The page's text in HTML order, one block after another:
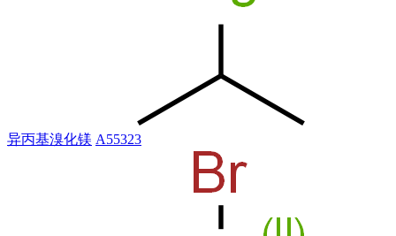
异丙基溴化镁 A55323